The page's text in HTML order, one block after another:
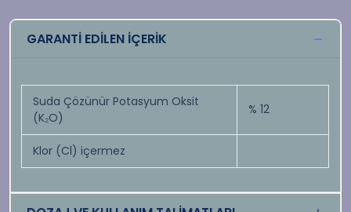
GARANTİ EDİLEN İÇERİK
Suda Çözünür Potasyum Oksit
(K₂O)
% 12
Klor (Cl) içermez